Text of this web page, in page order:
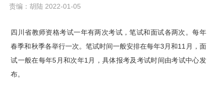
责编：胡陆 2022-01-05
四川省教师资格考试一年有两次考试，笔试和面试各两次。每年
春季和秋季各举行一次。笔试时间一般安排在每年3月和11月，面
试一般在每年5月和次年1月，具体报考及考试时间由考试中心发
布。